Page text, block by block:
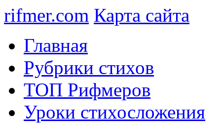
rifmer.com Карта сайта
Главная
Рубрики стихов
ТОП Рифмеров
Уроки стихосложения